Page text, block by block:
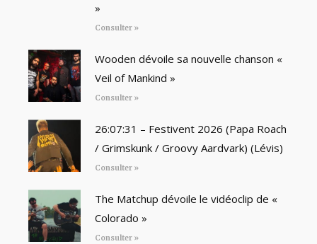
»
Consulter »
Wooden dévoile sa nouvelle chanson «
Veil of Mankind »
Consulter »
26:07:31 – Festivent 2026 (Papa Roach
/ Grimskunk / Groovy Aardvark) (Lévis)
Consulter »
The Matchup dévoile le vidéoclip de «
Colorado »
Consulter »